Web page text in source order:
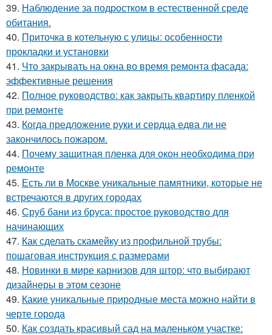
39. Наблюдение за подростком в естественной среде
обитания.
40. Приточка в котельную с улицы: особенности
прокладки и установки
41. Что закрывать на окна во время ремонта фасада:
эффективные решения
42. Полное руководство: как закрыть квартиру пленкой
при ремонте
43. Когда предложение руки и сердца едва ли не
закончилось пожаром.
44. Почему защитная пленка для окон необходима при
ремонте
45. Есть ли в Москве уникальные памятники, которые не
встречаются в других городах
46. Сруб бани из бруса: простое руководство для
начинающих
47. Как сделать скамейку из профильной трубы:
пошаговая инструкция с размерами
48. Новинки в мире карнизов для штор: что выбирают
дизайнеры в этом сезоне
49. Какие уникальные природные места можно найти в
черте города
50. Как создать красивый сад на маленьком участке: